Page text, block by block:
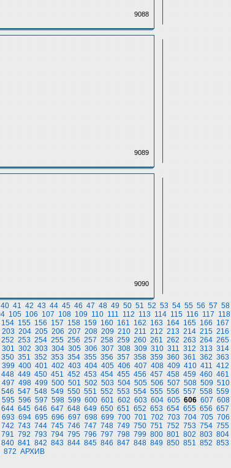
9088
9089
9090
40 41 42 43 44 45 46 47 48 49 50 51 52 53 54 55 56 57 58
105 106 107 108 109 110 111 112 113 114 115 116 117 118
154 155 156 157 158 159 160 161 162 163 164 165 166 167
203 204 205 206 207 208 209 210 211 212 213 214 215 216
252 253 254 255 256 257 258 259 260 261 262 263 264 265
301 302 303 304 305 306 307 308 309 310 311 312 313 314
350 351 352 353 354 355 356 357 358 359 360 361 362 363
399 400 401 402 403 404 405 406 407 408 409 410 411 412
448 449 450 451 452 453 454 455 456 457 458 459 460 461
497 498 499 500 501 502 503 504 505 506 507 508 509 510
546 547 548 549 550 551 552 553 554 555 556 557 558 559
595 596 597 598 599 600 601 602 603 604 605 606 607 608
644 645 646 647 648 649 650 651 652 653 654 655 656 657
693 694 695 696 697 698 699 700 701 702 703 704 705 706
742 743 744 745 746 747 748 749 750 751 752 753 754 755
791 792 793 794 795 796 797 798 799 800 801 802 803 804
840 841 842 843 844 845 846 847 848 849 850 851 852 853
872 АРХИВ